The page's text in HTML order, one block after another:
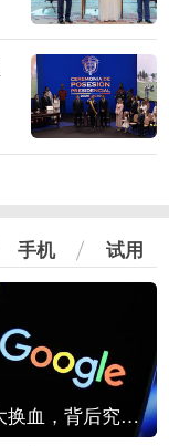
手机 试用
谷歌AI大换血，背后究竟发生了什么？